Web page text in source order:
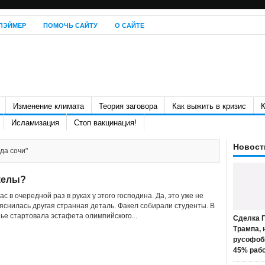
ПОМОЧЬ САЙТУ О САЙТЕ
Изменение климата Теория заговора Как выжить в кризис
Исламизация
Стоп вакцинация!
сочи"
в очередной раз в руках у этого господина. Да, это уже не
другая странная деталь. Факел собирали студенты. В
стартовала эстафета олимпийского...
Сделка
Трампа,
45%